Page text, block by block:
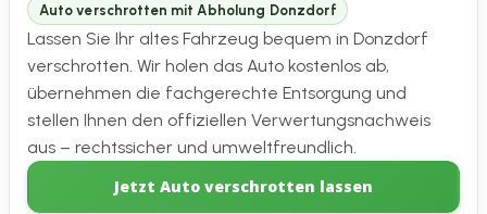
Auto verschrotten mit Abholung Donzdorf
Lassen Sie Ihr altes Fahrzeug bequem in Donzdorf
verschrotten. Wir holen das Auto kostenlos ab,
übernehmen die fachgerechte Entsorgung und
stellen Ihnen den offiziellen Verwertungsnachweis
aus – rechtssicher und umweltfreundlich.
Jetzt Auto verschrotten lassen